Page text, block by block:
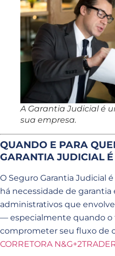
A Garantia Judicial é
sua empresa.
QUANDO E PARA
GARANTIA JUDICIAL
O Seguro Garantia Judicial
há necessidade de
administrativos que
— especialmente quando o
comprometer seu fluxo de
CORRETORA